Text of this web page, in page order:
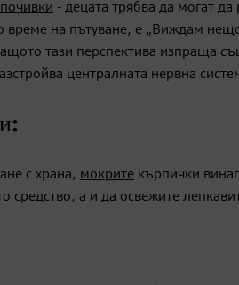
почивки - децата трябва да могат да
време на пътуване, е „Виждам
тази перспектива изпраща
централната нервна
с храна, мокрите кърпички
средство, а и да освежите